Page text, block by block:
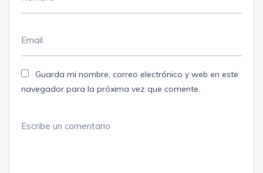
Guarda mi nombre, correo electrónico y web en este
navegador para la próxima vez que comente.